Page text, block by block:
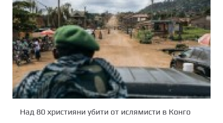
Над 80 християни убити от ислямисти в Конго